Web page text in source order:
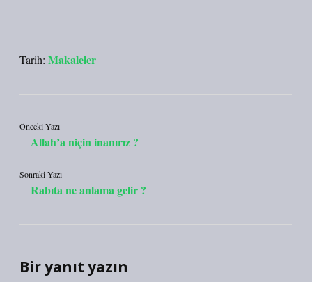
Tarih: Makaleler
Önceki Yazı
Allah’a niçin inanırız ?
Sonraki Yazı
Rabıta ne anlama gelir ?
Bir yanıt yazın